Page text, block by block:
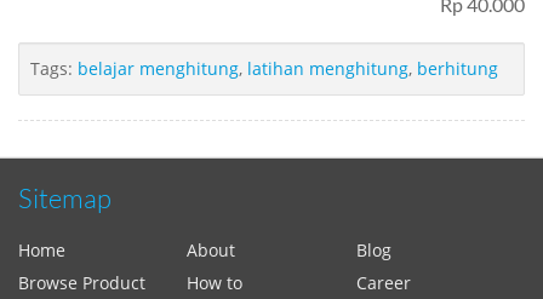
Tags: belajar menghitung, latihan menghitung, berhitung
Sitemap
Home About
Blog
Browse Product
How to
Career